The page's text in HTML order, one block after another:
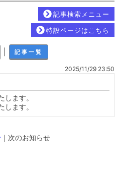
記事検索メニュー
特設ページはこちら
｜ 記事一覧
2025/11/29 23:50
ます。
ます。
｜次のお知らせ